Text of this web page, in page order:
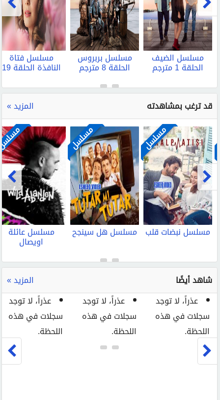
مسلسل الضيف
الحلقة 1 مترجم
مسلسل بربروس
الحلقة 8 مترجم
مسلسل فتاة
النافذة الحلقة 19
قد ترغب بمشاهدته
المزيد »
مسلسل نبضات قلب
مسلسل
مسلسل هل سينجح
مسلسل
مسلسل عائلة
اويصال
شاهد أيضًا
المزيد »
عذراً، لا توجد
سجلات في هذه
اللحظة.
عذراً، لا توجد
سجلات في هذه
اللحظة.
عذراً، لا توجد
سجلات في هذه
اللحظة.